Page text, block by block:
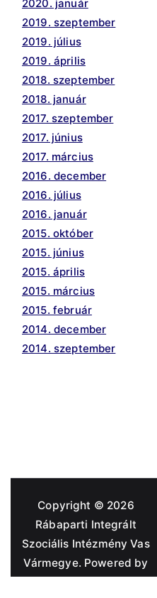
2020. január
2019. szeptember
2019. július
2019. április
2018. szeptember
2018. január
2017. szeptember
2017. június
2017. március
2016. december
2016. július
2016. január
2015. október
2015. június
2015. április
2015. március
2015. február
2014. december
2014. szeptember
Copyright © 2026
Rábaparti Integrált
Szociális Intézmény Vas
Vármegye. Powered by